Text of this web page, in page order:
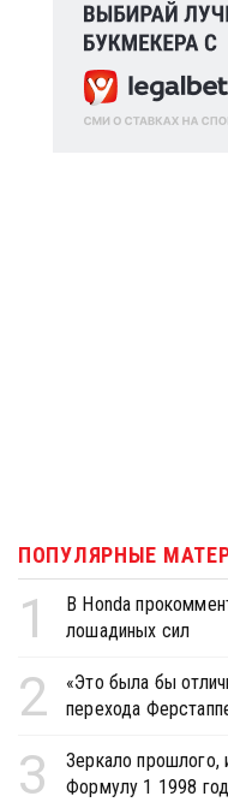
ПОПУЛЯРНЫЕ
1
В Honda
лошадиных сил
2
«Это была бы
перехода
3
Зеркало прошлого,
Формулу 1 1998